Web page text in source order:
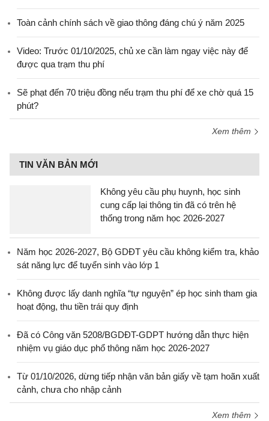
Toàn cảnh chính sách về giao thông đáng chú ý năm 2025
Video: Trước 01/10/2025, chủ xe cần làm ngay việc này để
được qua trạm thu phí
Sẽ phạt đến 70 triệu đồng nếu trạm thu phí để xe chờ quá 15
phút?
Xem thêm
TIN VĂN BẢN MỚI
Không yêu cầu phụ huynh, học sinh
cung cấp lại thông tin đã có trên hệ
thống trong năm học 2026-2027
Năm học 2026-2027, Bộ GDĐT yêu cầu không kiểm tra, khảo
sát năng lực để tuyển sinh vào lớp 1
Không được lấy danh nghĩa “tự nguyện” ép học sinh tham gia
hoạt động, thu tiền trái quy định
Đã có Công văn 5208/BGDĐT-GDPT hướng dẫn thực hiện
nhiệm vụ giáo dục phổ thông năm học 2026-2027
Từ 01/10/2026, dừng tiếp nhận văn bản giấy về tạm hoãn xuất
cảnh, chưa cho nhập cảnh
Xem thêm